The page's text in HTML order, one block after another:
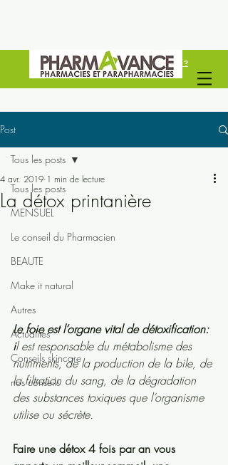
Vous êtes un professionel de santé ?
Découvrez Pharmavance Groupe
Post
Tous les posts
MENSUEL
Le conseil du Pharmacien
BEAUTE
Make it natural
Autres
Actualités
Conseils skincare
nos conseils
Tous les posts
La détox printanière
4 avr. 2019 1 min de lecture
Le foie est l’organe vital de détoxification:
il est responsable du métabolisme des
nutriments, de la production de la bile, de
la filtration du sang, de la dégradation
des substances toxiques que l’organisme
utilise ou sécrète.
Faire une détox 4 fois par an vous